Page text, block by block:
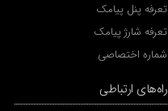
تعرفه پنل پیامک
تعرفه شارژ پیامک
شماره اختصاصی
راه‌های ارتباطی